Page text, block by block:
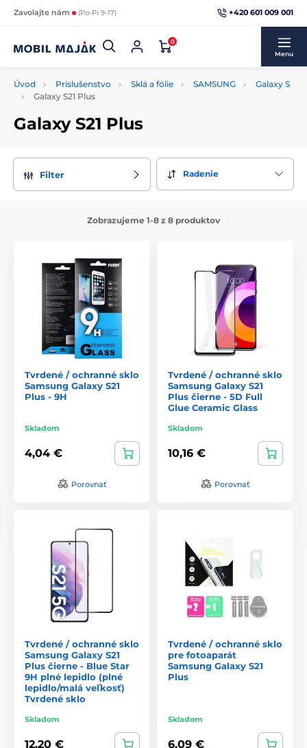
Zavolajte nám (Po-Pi 9-17) +420 601 009 001
0
Menu
Úvod Príslušenstvo Sklá a fólie SAMSUNG
Galaxy S
Galaxy S21 Plus
Galaxy S21 Plus
Filter Radenie
Zobrazujeme 1-8 z 8 produktov
Tvrdené / ochranné sklo
Samsung Galaxy S21
Plus - 9H
Skladom
4,04 €
Porovnať
Tvrdené / ochranné sklo
Samsung Galaxy S21
Plus čierne - 5D Full
Glue Ceramic Glass
Skladom
10,16 €
Porovnať
Tvrdené / ochranné sklo
Samsung Galaxy S21
Plus čierne - Blue Star
9H plné lepidlo (plné
lepidlo/malá veľkosť)
Tvrdené sklo
Skladom
12,20 €
Tvrdené / ochranné sklo
pre fotoaparát
Samsung Galaxy S21
Plus
Skladom
6,09 €